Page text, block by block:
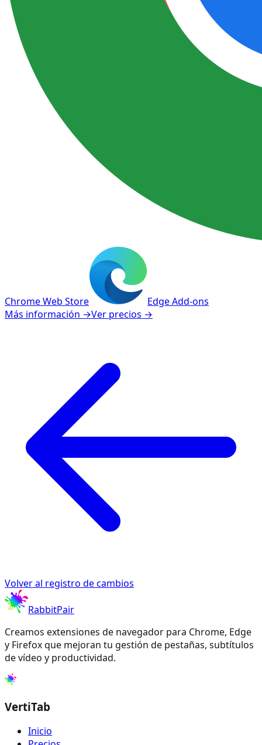
Chrome Web Store
Edge Add-ons
Más información →Ver precios →
Volver al registro de cambios
RabbitPair
Creamos extensiones de navegador para Chrome, Edge
y Firefox que mejoran tu gestión de pestañas, subtítulos
de vídeo y productividad.
VertiTab
Inicio